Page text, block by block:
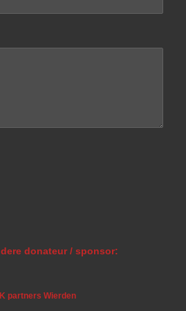
donateur / sponsor:
partners Wierden